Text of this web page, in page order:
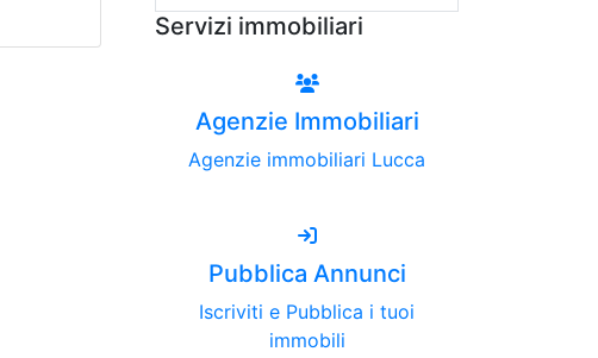
Servizi immobiliari
Agenzie Immobiliari
Agenzie immobiliari Lucca
Pubblica Annunci
Iscriviti e Pubblica i tuoi
immobili